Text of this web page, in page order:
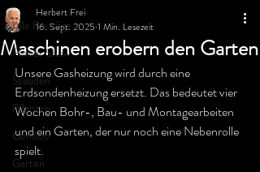
Alle Beiträge
Flower Show
Stauden
Pflanzen
Gehölze
Garten
Maschinen erobern den Garten
Herbert Frei
16. Sept. 2025 1 Min. Lesezeit
Unsere Gasheizung wird durch eine
Erdsondenheizung ersetzt. Das bedeutet vier
Wochen Bohr-, Bau- und Montagearbeiten
und ein Garten, der nur noch eine Nebenrolle
spielt.